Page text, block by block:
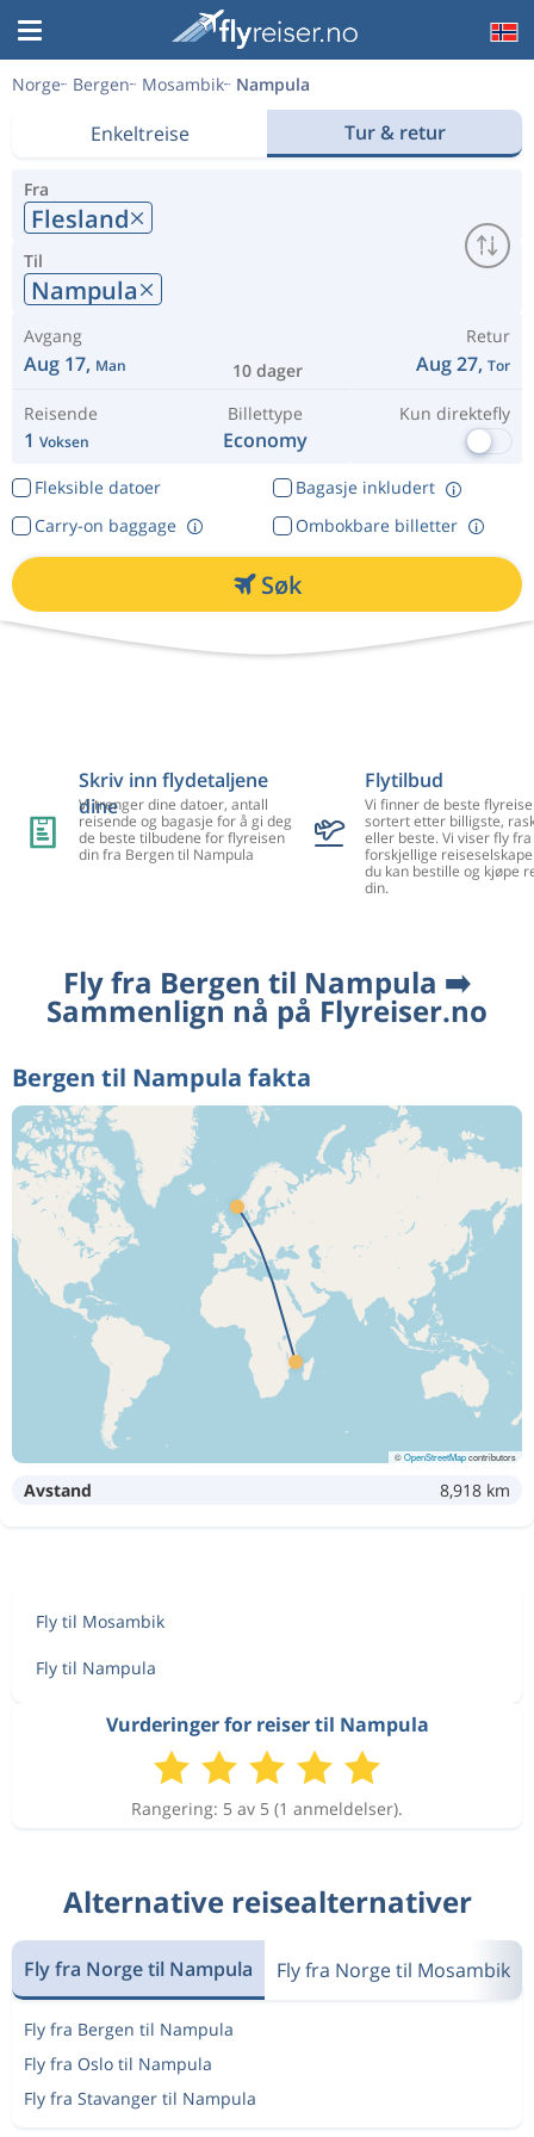
Norge Bergen Mosambik Nampula
Enkeltreise Tur & retur
Fra
Flesland
Til
Nampula
Avgang
Aug 17, Man 10 dager
Retur
Aug 27, Tor
Reisende
1 Voksen
Billettype
Economy
Kun direktefly
Fleksible datoer
Bagasje inkludert
Ombokbare billetter
Carry-on baggage
Søk
Skriv inn flydetaljene
dine
Vi trenger dine datoer, antall
reisende og bagasje for å gi deg
de beste tilbudene for flyreisen
din fra Bergen til Nampula
Flytilbud
Vi finner de beste
sortert etter billigste,
eller beste. Vi viser fly
forskjellige
du kan bestille og kjøpe
din.
Fly fra Bergen til Nampula ➡️
Sammenlign nå på Flyreiser.no
Bergen til Nampula fakta
©OpenStreetMapcontributors
Avstand 8,918 km
Fly til Mosambik
Fly til Nampula
Vurderinger for reiser til Nampula
Rangering: 5 av 5 (1 anmeldelser).
Alternative reisealternativer
Fly fra Norge til Nampula Fly fra Norge til Mosambik
Fly fra Bergen til Nampula
Fly fra Oslo til Nampula
Fly fra Stavanger til Nampula